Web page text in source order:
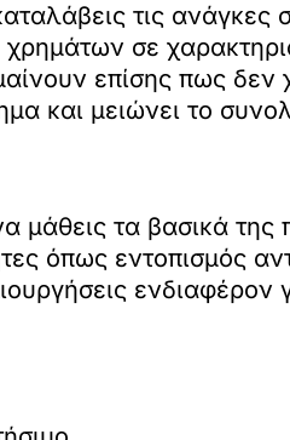
τις ανάγκες
σε
επίσης πως δεν
και μειώνει το
μάθεις τα βασικά
όπως εντοπισμός